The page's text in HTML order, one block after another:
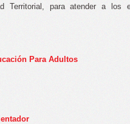
Territorial, para atender a los
Para Adultos